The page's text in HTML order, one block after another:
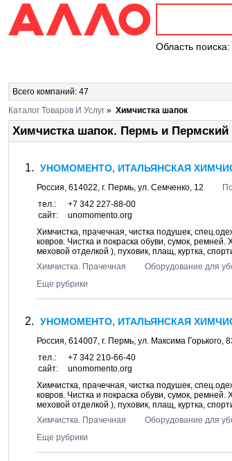
Область поиска:
Всего компаний: 47
Каталог Товаров И Услуг » Химчистка шапок
Химчистка шапок. Пермь и Пермский
УНОМОМЕНТО, ИТАЛЬЯНСКАЯ
Россия, 614022, г. Пермь, ул. Семченко, 12
тел.:
+7 342 227-88-00
сайт:
unomomento.org
Химчистка, прачечная, чистка подушек,
ковров. Чистка и покраска обуви, сумок,
меховой отделкой ), пуховик, плащ, куртка,
Химчистка. Прачечная
Оборудование для
Еще рубрики
УНОМОМЕНТО, ИТАЛЬЯНСКАЯ
Россия, 614007, г. Пермь, ул. Максима Горького,
тел.:
+7 342 210-66-40
сайт:
unomomento.org
Химчистка, прачечная, чистка подушек,
ковров. Чистка и покраска обуви, сумок,
меховой отделкой ), пуховик, плащ, куртка,
Химчистка. Прачечная
Оборудование для
Еще рубрики